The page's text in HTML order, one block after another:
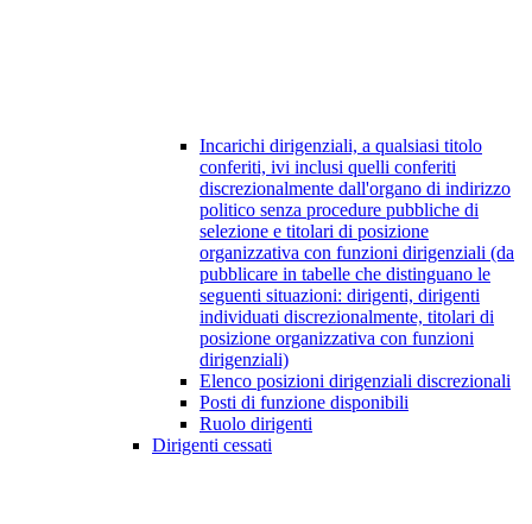
Incarichi dirigenziali, a qualsiasi titolo
conferiti, ivi inclusi quelli conferiti
discrezionalmente dall'organo di indirizzo
politico senza procedure pubbliche di
selezione e titolari di posizione
organizzativa con funzioni dirigenziali (da
pubblicare in tabelle che distinguano le
seguenti situazioni: dirigenti, dirigenti
individuati discrezionalmente, titolari di
posizione organizzativa con funzioni
dirigenziali)
Elenco posizioni dirigenziali discrezionali
Posti di funzione disponibili
Ruolo dirigenti
Dirigenti cessati